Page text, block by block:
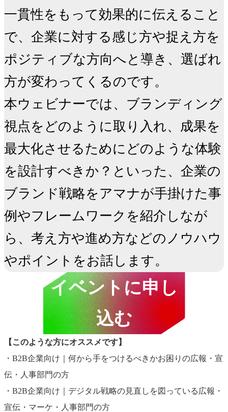
一貫性をもって効果的に伝えること
で、企業に対する感じ方や捉え方を
ポジティブな方向へと導き、選ばれ
方が変わってくるのです。
本ウェビナーでは、ブランディング
視点をどのように取り入れ、成果を
最大化させるためにどのような体験
を設計すべきか？といった、企業の
ブランド戦略をアマナが手掛けた事
例やフレームワークを紹介しなが
ら、考え方や進め方などのノウハウ
やポイントをお話します。
イベントに申し
込む
【このような方にオススメです】
・B2B企業向け｜何から手をつけるべきかお困りの広報・宣
伝・人事部門の方
・B2B企業向け｜デジタル戦略の見直しを図っている広報・
宣伝・マーケ・人事部門の方